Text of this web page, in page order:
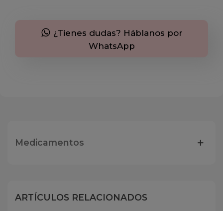
¿Tienes dudas? Háblanos por
WhatsApp
Medicamentos
ARTÍCULOS RELACIONADOS